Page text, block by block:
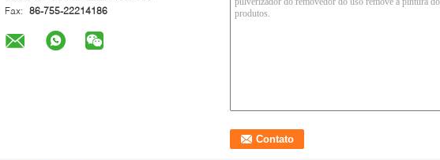
Fax: 86-755-22214186